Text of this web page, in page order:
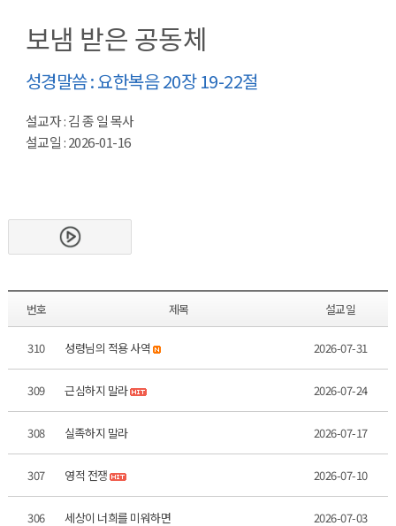
보냄 받은 공동체
성경말씀 : 요한복음 20장 19-22절
설교자 : 김 종 일 목사
설교일 : 2026-01-16
번호 제목 설교일
310 성령님의 적용 사역 2026-07-31
309 근심하지 말라 2026-07-24
308 실족하지 말라 2026-07-17
307 영적 전쟁 2026-07-10
306 세상이 너희를 미워하면 2026-07-03